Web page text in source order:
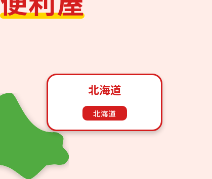
北海道
北海道